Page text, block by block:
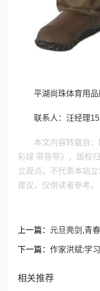
平湖尚珠体育用
联系人：汪经理
本文内容转载自
彩绿 带背带》，版权
立观点，不代表本站
建议，仅供读者参考。
上一篇： 元旦亮剑,青
下一篇： 作家洪斌:学
相关推荐